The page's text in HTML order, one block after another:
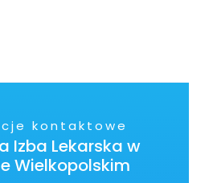
kontaktowe
Izba Lekarska w
Wielkopolskim